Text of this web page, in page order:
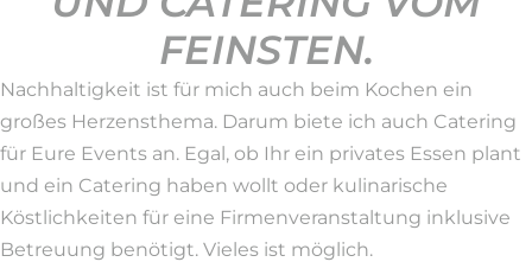
FEINSTEN.
Nachhaltigkeit ist für mich auch beim Kochen ein
großes Herzensthema. Darum biete ich auch Catering
für Eure Events an. Egal, ob Ihr ein privates Essen plant
und ein Catering haben wollt oder kulinarische
Köstlichkeiten für eine Firmenveranstaltung inklusive
Betreuung benötigt. Vieles ist möglich.